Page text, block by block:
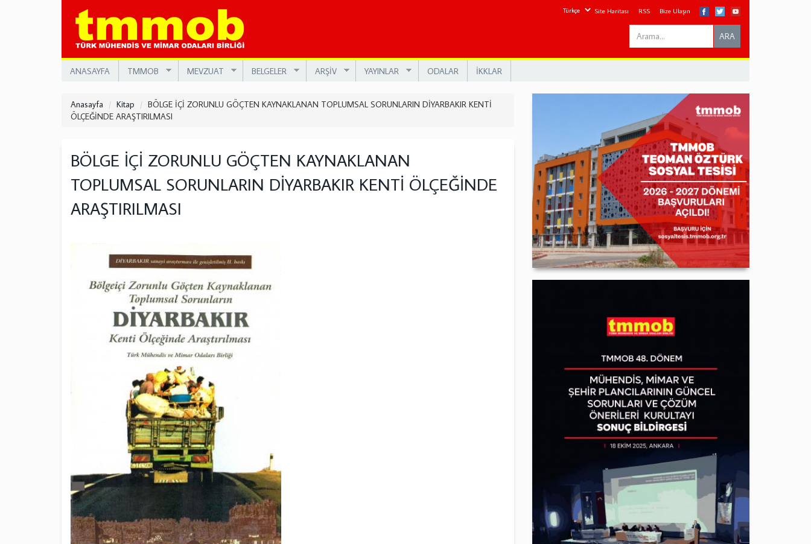
Site Haritası RSS Bize Ulaşın
Search
this
ARA
ANASAYFA TMMOB MEVZUAT BELGELER ARŞİV YAYINLAR ODALAR İKKLAR
Anasayfa Kitap
BÖLGE İÇİ ZORUNLU GÖÇTEN KAYNAKLANAN TOPLUMSAL SORUNLARIN DİYARBAKIR KENTİ
ÖLÇEĞİNDE ARAŞTIRILMASI
BÖLGE İÇİ ZORUNLU GÖÇTEN KAYNAKLANAN
TOPLUMSAL SORUNLARIN DİYARBAKIR KENTİ ÖLÇEĞİNDE
ARAŞTIRILMASI